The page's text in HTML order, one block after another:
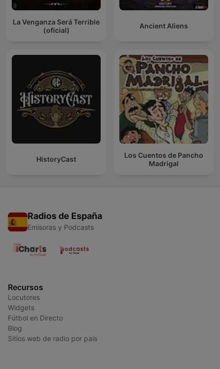
La Venganza Será Terrible
(oficial)
Ancient Aliens
HistoryCast
Los Cuentos de Pancho
Madrigal
Radios de España
Emisoras y Podcasts
Recursos
Locutores
Widgets
Fútbol en Directo
Blog
Sitios web de radio por país